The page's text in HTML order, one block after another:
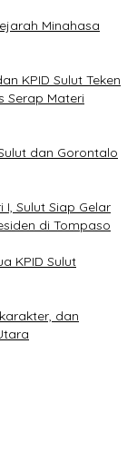
Minahasa
KPID Sulut Teken
Serap Materi
dan Gorontalo
Sulut Siap Gelar
di Tompaso
KPID Sulut
dan